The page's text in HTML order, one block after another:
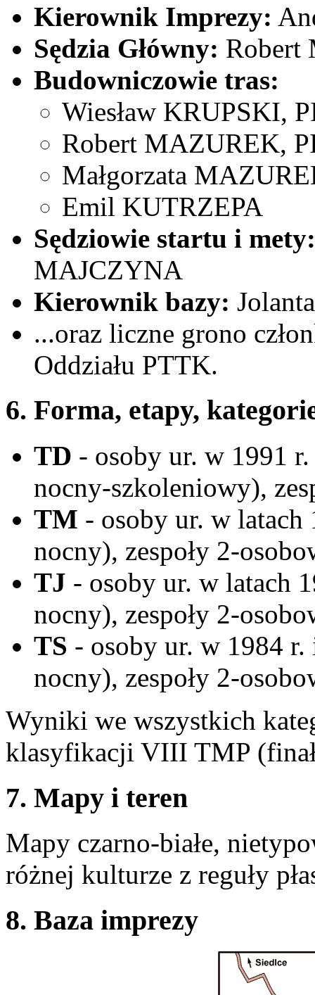
Kierownik Imprezy:
Sędzia Główny: Robert
Budowniczowie tras:
Wiesław KRUPSKI,
Robert MAZUREK,
Małgorzata
Emil KUTRZEPA
Sędziowie startu i mety:
MAJCZYNA
Kierownik bazy:
...oraz liczne grono
Oddziału PTTK.
6. Forma, etapy,
TD - osoby ur. w 1991
nocny-szkoleniowy),
TM - osoby ur. w latach
nocny), zespoły 2-
TJ - osoby ur. w latach
nocny), zespoły 2-
TS - osoby ur. w 1984
nocny), zespoły 2-
Wyniki we wszystkich
klasyfikacji VIII TMP
7. Mapy i teren
Mapy czarno-białe,
różnej kulturze z reguły
8. Baza imprezy